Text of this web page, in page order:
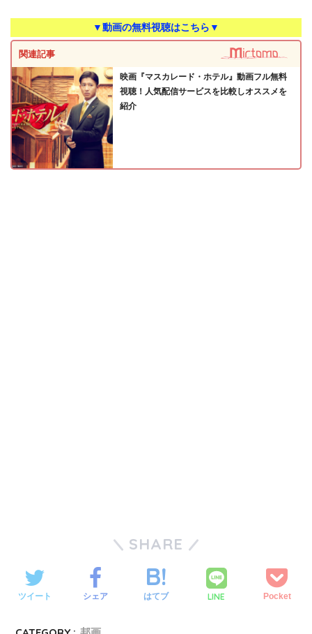
▼動画の無料視聴はこちら▼
関連記事
映画『マスカレード・ホテル』動画フル無料
視聴！人気配信サービスを比較しオススメを
紹介
SHARE
ツイート シェア はてブ LINE Pocket